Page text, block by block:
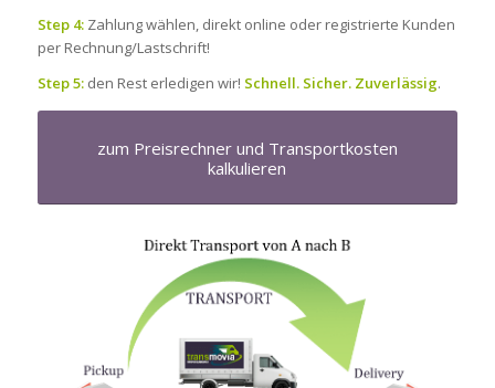
Step 4:Zahlung wählen, direkt online oder registrierte Kunden
per Rechnung/Lastschrift!
Step 5:den Rest erledigen wir! Schnell. Sicher. Zuverlässig.
zum Preisrechner und Transportkosten
kalkulieren